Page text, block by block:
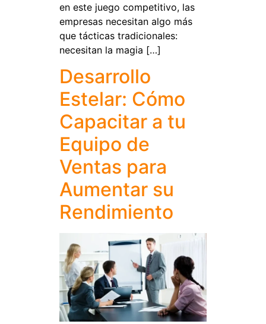
en este juego competitivo, las
empresas necesitan algo más
que tácticas tradicionales:
necesitan la magia […]
Desarrollo
Estelar: Cómo
Capacitar a tu
Equipo de
Ventas para
Aumentar su
Rendimiento